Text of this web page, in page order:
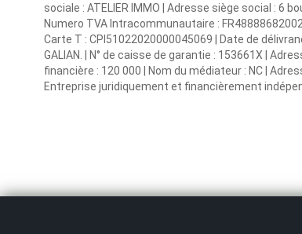
sociale : ATELIER IMMO | Adresse siège social : 6
Numero TVA Intracommunautaire :
Carte T : CPI51022020000045069 | Date de
GALIAN. | N° de caisse de garantie : 153661X |
financière : 120 000 | Nom du médiateur : NC |
Entreprise juridiquement et financièrement